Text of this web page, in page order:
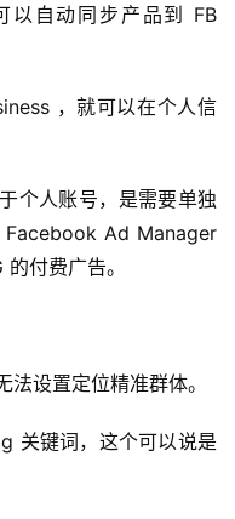
以自动同步产品到 FB
，就可以在个人信
个人账号，是需要单独
Ad Manager
付费广告。
设置定位精准群体。
关键词，这个可以说是